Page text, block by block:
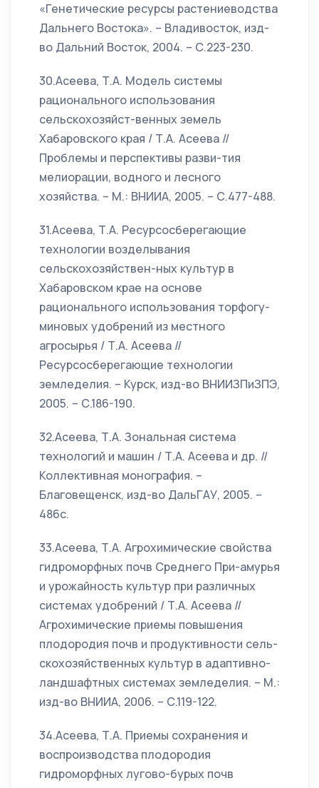
«Генетические ресурсы растениеводства
Дальнего Востока». – Владивосток, изд-
во Дальний Восток, 2004. – С.223-230.
30.Асеева, Т.А. Модель системы
рационального использования
сельскохозяйст-венных земель
Хабаровского края / Т.А. Асеева //
Проблемы и перспективы разви-тия
мелиорации, водного и лесного
хозяйства. – М.: ВНИИА, 2005. – С.477-488.
31.Асеева, Т.А. Ресурсосберегающие
технологии возделывания
сельскохозяйствен-ных культур в
Хабаровском крае на основе
рационального использования торфогу-
миновых удобрений из местного
агросырья / Т.А. Асеева //
Ресурсосберегающие технологии
земледелия. – Курск, изд-во ВНИИЗПиЗПЭ,
2005. – С.186-190.
32.Асеева, Т.А. Зональная система
технологий и машин / Т.А. Асеева и др. //
Коллективная монография. –
Благовещенск, изд-во ДальГАУ, 2005. –
486с.
33.Асеева, Т.А. Агрохимические свойства
гидроморфных почв Среднего При-амурья
и урожайность культур при различных
системах удобрений / Т.А. Асеева //
Агрохимические приемы повышения
плодородия почв и продуктивности сель-
скохозяйственных культур в адаптивно-
ландшафтных системах земледелия. – М.:
изд-во ВНИИА, 2006. – С.119-122.
34.Асеева, Т.А. Приемы сохранения и
воспроизводства плодородия
гидроморфных лугово-бурых почв